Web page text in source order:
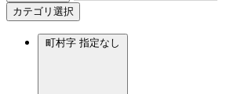
カテゴリ選択
町村字 指定なし